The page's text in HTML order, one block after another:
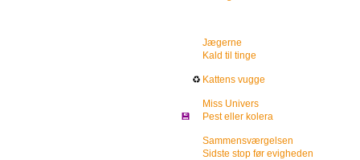
Jægerne
Kald til tinge
♻ Kattens vugge
Miss Univers
💾
Pest eller kolera
Sammensværgelsen
Sidste stop før evigheden